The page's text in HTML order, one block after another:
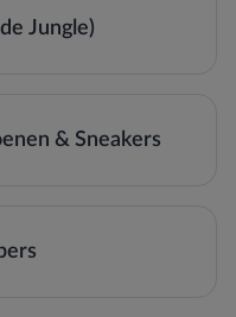
Jungle)
& Sneakers